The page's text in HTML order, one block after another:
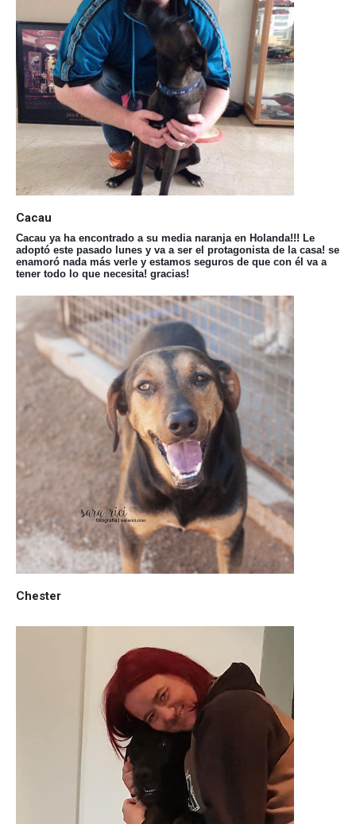
Cacau
Cacau ya ha encontrado a su media naranja en Holanda!!! Le
adoptó este pasado lunes y va a ser el protagonista de la casa! se
enamoró nada más verle y estamos seguros de que con él va a
tener todo lo que necesita! gracias!
Chester